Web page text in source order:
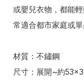
或嬰兒衣物，都能
常適合都市家庭或單
材質：不鏽鋼
尺寸：展開~約